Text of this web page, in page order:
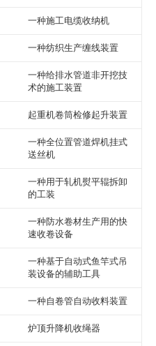
一种施工电缆收纳机
一种纺织生产缠线装置
一种给排水管道非开挖技
术的施工装置
起重机卷筒检修起升装置
一种全位置管道焊机挂式
送丝机
一种用于轧机熨平辊拆卸
的工装
一种防水卷材生产用的快
速收卷设备
一种基于自动式鱼竿式吊
装设备的辅助工具
一种自卷管自动收料装置
炉顶升降机收绳器